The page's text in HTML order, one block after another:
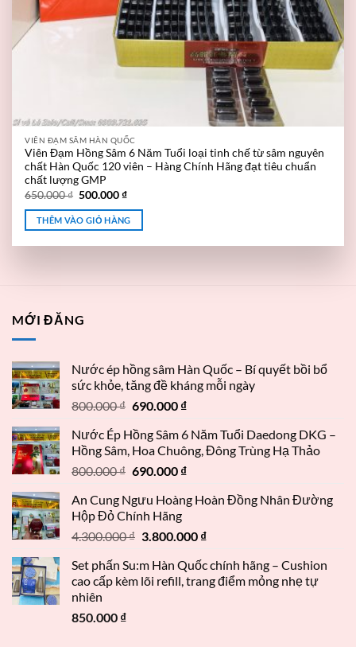
VIÊN ĐẠM SÂM HÀN QUỐC
Viên Đạm Hồng Sâm 6 Năm Tuổi loại tinh chế từ sâm nguyên
chất Hàn Quốc 120 viên – Hàng Chính Hãng đạt tiêu chuẩn
chất lượng GMP
650.000₫ 500.000₫
THÊM VÀO GIỎ HÀNG
MỚI ĐĂNG
Nước ép hồng sâm Hàn Quốc – Bí quyết bồi bổ
sức khỏe, tăng đề kháng mỗi ngày
800.000₫ 690.000 ₫
Nước Ép Hồng Sâm 6 Năm Tuổi Daedong DKG –
Hồng Sâm, Hoa Chuông, Đông Trùng Hạ Thảo
800.000₫ 690.000 ₫
An Cung Ngưu Hoàng Hoàn Đồng Nhân Đường
Hộp Đỏ Chính Hãng
4.300.000₫ 3.800.000 ₫
Set phấn Su:m Hàn Quốc chính hãng – Cushion
cao cấp kèm lõi refill, trang điểm mỏng nhẹ tự
nhiên
850.000 ₫